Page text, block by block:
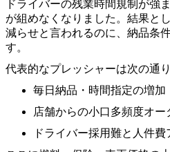
ドライバーの残業時間規制が強
が組めなくなりました。結果と
減らせと言われるのに、納品条
す。
代表的なプレッシャーは次の通り
毎日納品・時間指定の増加
店舗からの小口多頻度オー
ドライバー採用難と人件費